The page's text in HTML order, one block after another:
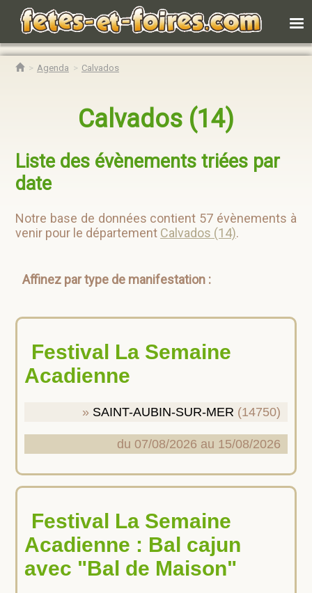
Agenda Calvados
Calvados (14)
Liste des évènements triées par
date
Notre base de données contient 57 évènements à
venir pour le département Calvados (14).
Affinez par type de manifestation :
Festival La Semaine
Acadienne
SAINT-AUBIN-SUR-MER (14750)
du 07/08/2026 au 15/08/2026
Festival La Semaine
Acadienne : Bal cajun
avec "Bal de Maison"